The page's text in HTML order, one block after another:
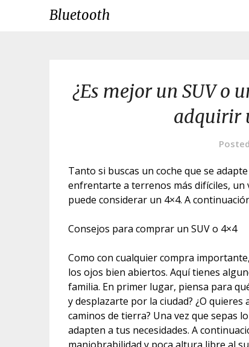
Bluetooth
¿Es mejor un SUV o
adquirir
Tanto si buscas un coche que se
enfrentarte a terrenos más difíciles, un
puede considerar un 4×4. A
Consejos para comprar un SUV o 4×4
Como con cualquier compra
los ojos bien abiertos. Aquí tienes
familia. En primer lugar, piensa para
y desplazarte por la ciudad? ¿O
caminos de tierra? Una vez que sepas
adapten a tus necesidades. A